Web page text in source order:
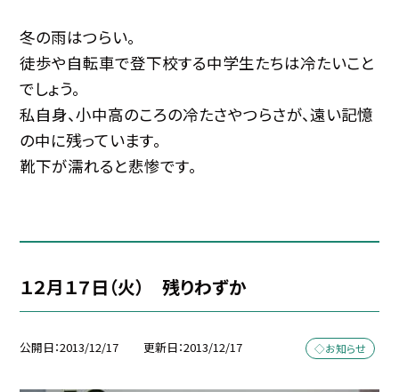
冬の雨はつらい。
徒歩や自転車で登下校する中学生たちは冷たいこと
でしょう。
私自身、小中高のころの冷たさやつらさが、遠い記憶
の中に残っています。
靴下が濡れると悲惨です。
１２月１７日（火） 残りわずか
公開日 2013/12/17 更新日 2013/12/17 ◇お知らせ